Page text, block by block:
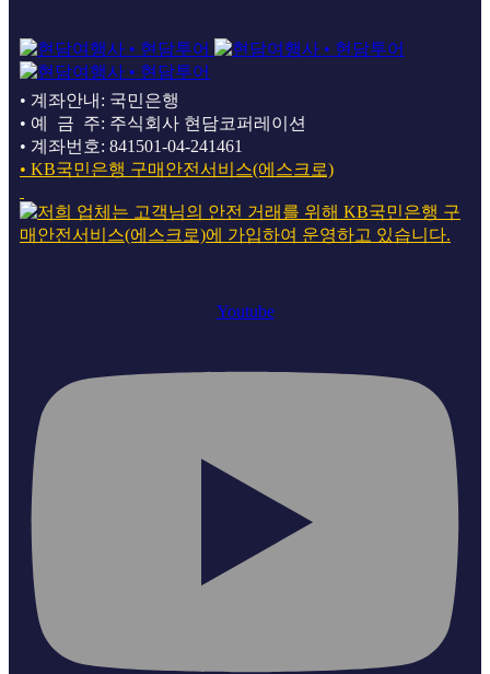
• 계좌안내: 국민은행
• 예 금 주: 주식회사 현담코퍼레이션
• 계좌번호: 841501-04-241461
• KB국민은행 구매안전서비스(에스크로)
Youtube